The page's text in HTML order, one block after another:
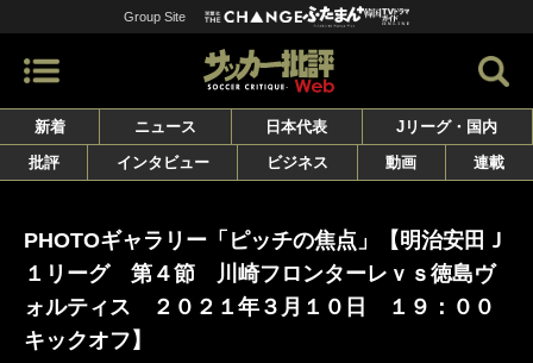
Group Site
新着 ニュース 日本代表
Jリーグ・国内
批評
インタビュー ビジネス 動画 連載
PHOTOギャラリー「ピッチの焦点」【明治安田Ｊ
１リーグ 第４節 川崎フロンターレｖｓ徳島ヴ
ォルティス ２０２１年３月１０日 １９：００
キックオフ】